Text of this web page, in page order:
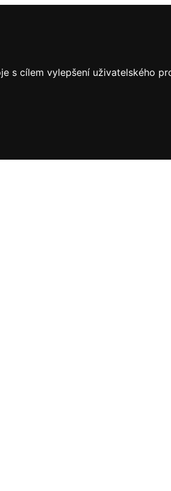
cílem vylepšení uživatelského